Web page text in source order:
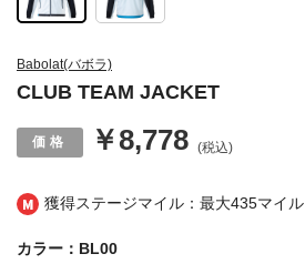
獲得ステージマイル：最大435マイル
Babolat(バボラ)
CLUB TEAM JACKET
￥8,778 (税込)
カラー：BL00